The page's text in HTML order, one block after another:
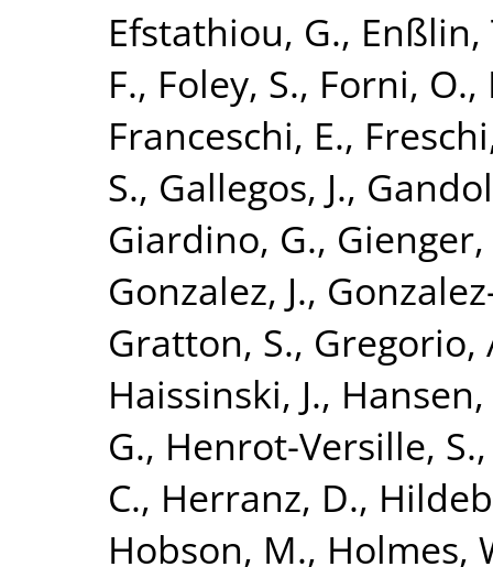
Efstathiou, G., Enßlin,
F., Foley, S., Forni, O.,
Franceschi, E.,
S., Gallegos, J.,
Giardino, G., Gienger,
Gonzalez, J.,
Gratton, S., Gregorio,
Haissinski, J., Hansen,
G., Henrot-Versille, S.
C., Herranz, D.,
Hobson, M., Holmes,